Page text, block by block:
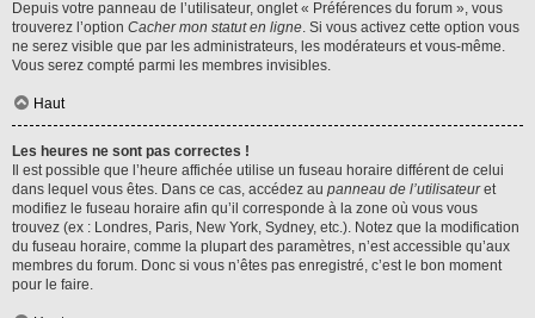
Depuis votre panneau de l’utilisateur, onglet « Préférences du forum », vous
trouverez l’option Cacher mon statut en ligne. Si vous activez cette option vous
ne serez visible que par les administrateurs, les modérateurs et vous-même.
Vous serez compté parmi les membres invisibles.
Haut
Les heures ne sont pas correctes !
Il est possible que l’heure affichée utilise un fuseau horaire différent de celui
dans lequel vous êtes. Dans ce cas, accédez au panneau de l’utilisateuret
modifiez le fuseau horaire afin qu’il corresponde à la zone où vous vous
trouvez (ex : Londres, Paris, New York, Sydney, etc.). Notez que la modification
du fuseau horaire, comme la plupart des paramètres, n’est accessible qu’aux
membres du forum. Donc si vous n’êtes pas enregistré, c’est le bon moment
pour le faire.